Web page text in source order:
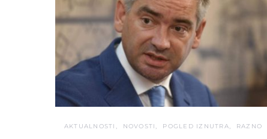
AKTUALNOSTI NOVOSTI POGLED IZNUTRA RAZNO